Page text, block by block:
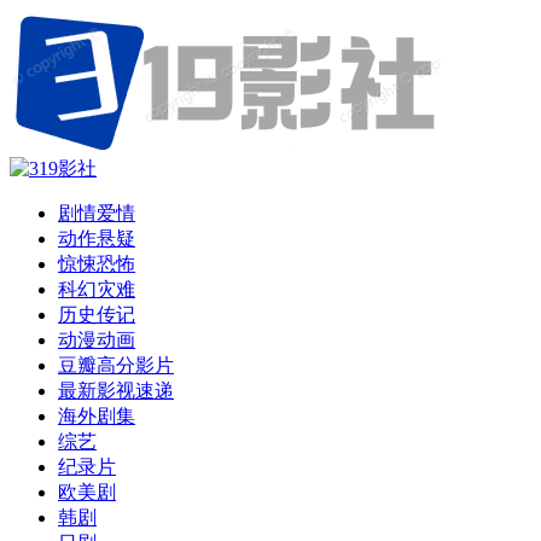
剧情爱情
动作悬疑
惊悚恐怖
科幻灾难
历史传记
动漫动画
豆瓣高分影片
最新影视速递
海外剧集
综艺
纪录片
欧美剧
韩剧